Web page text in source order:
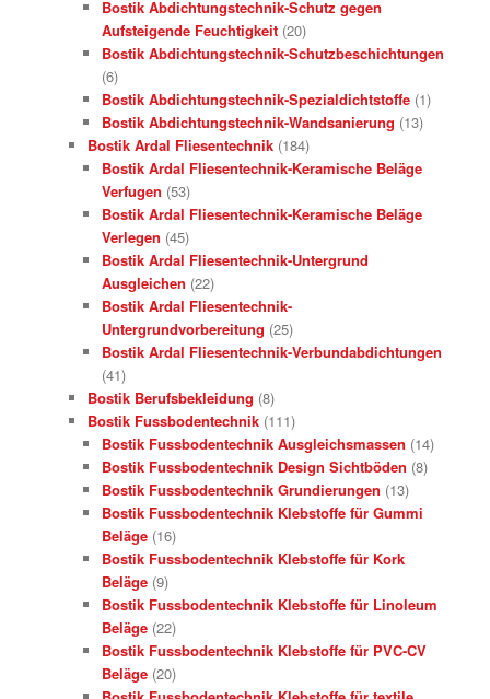
Bostik Abdichtungstechnik-Schutz gegen
Aufsteigende Feuchtigkeit (20)
Bostik Abdichtungstechnik-Schutzbeschichtungen
(6)
Bostik Abdichtungstechnik-Spezialdichtstoffe (1)
Bostik Abdichtungstechnik-Wandsanierung (13)
Bostik Ardal Fliesentechnik (184)
Bostik Ardal Fliesentechnik-Keramische Beläge
Verfugen (53)
Bostik Ardal Fliesentechnik-Keramische Beläge
Verlegen (45)
Bostik Ardal Fliesentechnik-Untergrund
Ausgleichen (22)
Bostik Ardal Fliesentechnik-
Untergrundvorbereitung (25)
Bostik Ardal Fliesentechnik-Verbundabdichtungen
(41)
Bostik Berufsbekleidung (8)
Bostik Fussbodentechnik (111)
Bostik Fussbodentechnik Ausgleichsmassen (14)
Bostik Fussbodentechnik Design Sichtböden (8)
Bostik Fussbodentechnik Grundierungen (13)
Bostik Fussbodentechnik Klebstoffe für Gummi
Beläge (16)
Bostik Fussbodentechnik Klebstoffe für Kork
Beläge (9)
Bostik Fussbodentechnik Klebstoffe für Linoleum
Beläge (22)
Bostik Fussbodentechnik Klebstoffe für PVC-CV
Beläge (20)